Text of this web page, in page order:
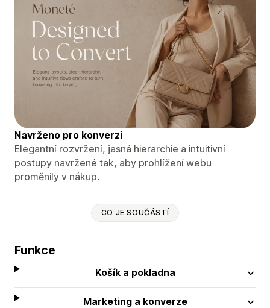
Navrženo pro konverzi
Elegantní rozvržení, jasná hierarchie a intuitivní
postupy navržené tak, aby prohlížení webu
proměnily v nákup.
CO JE SOUČÁSTÍ
Funkce
Košík a pokladna
Marketing a konverze